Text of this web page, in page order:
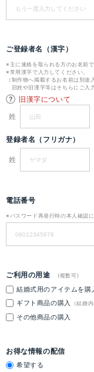
ご登録者名（漢字）
※主に連絡を取られる方のお名前
※常用漢字で入力してください。
（制作物へ掲載するお名前は別途
旧姓や旧漢字等はそちらにご入
旧漢字について
姓
登録者名（フリガナ）
姓
電話番号
※パスワード再発行時の本人確認
ご利用の用途 (複数可)
結婚式用のアイテムを購
ギフト商品の購入
（結婚
その他商品の購入
お得な情報の配信
希望する